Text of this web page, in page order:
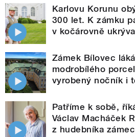
Karlovu Korunu
300 let. K zámku
v kočárovně
Zámek Bílovec
modrobílého
vyrobený nočník i
Patříme k sobě,
Václav Macháček
z hudebníka